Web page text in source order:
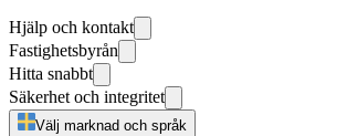
Hjälp och kontakt
Fastighetsbyrån
Hitta snabbt
Säkerhet och integritet
Välj marknad och språk